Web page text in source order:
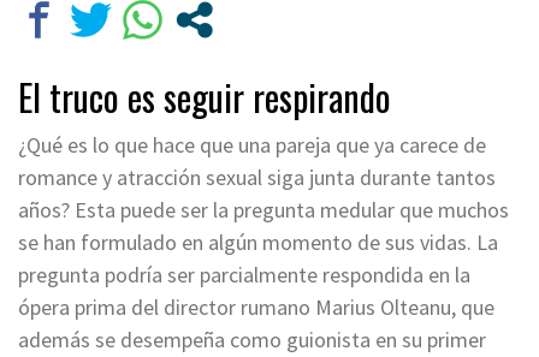
El truco es seguir respirando
¿Qué es lo que hace que una pareja que ya carece de
romance y atracción sexual siga junta durante tantos
años? Esta puede ser la pregunta medular que muchos
se han formulado en algún momento de sus vidas. La
pregunta podría ser parcialmente respondida en la
ópera prima del director rumano Marius Olteanu, que
además se desempeña como guionista en su primer